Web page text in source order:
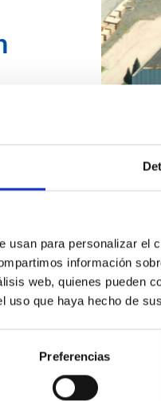
usan para personalizar el
información
web, quienes pueden
uso que haya hecho de
Preferencias
garantizar
Incendios
2004,
parcela
9.800 m2
en 2
exterior.